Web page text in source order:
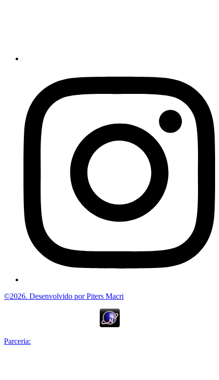
©2026. Desenvolvido por Piters Macri
Parceria: